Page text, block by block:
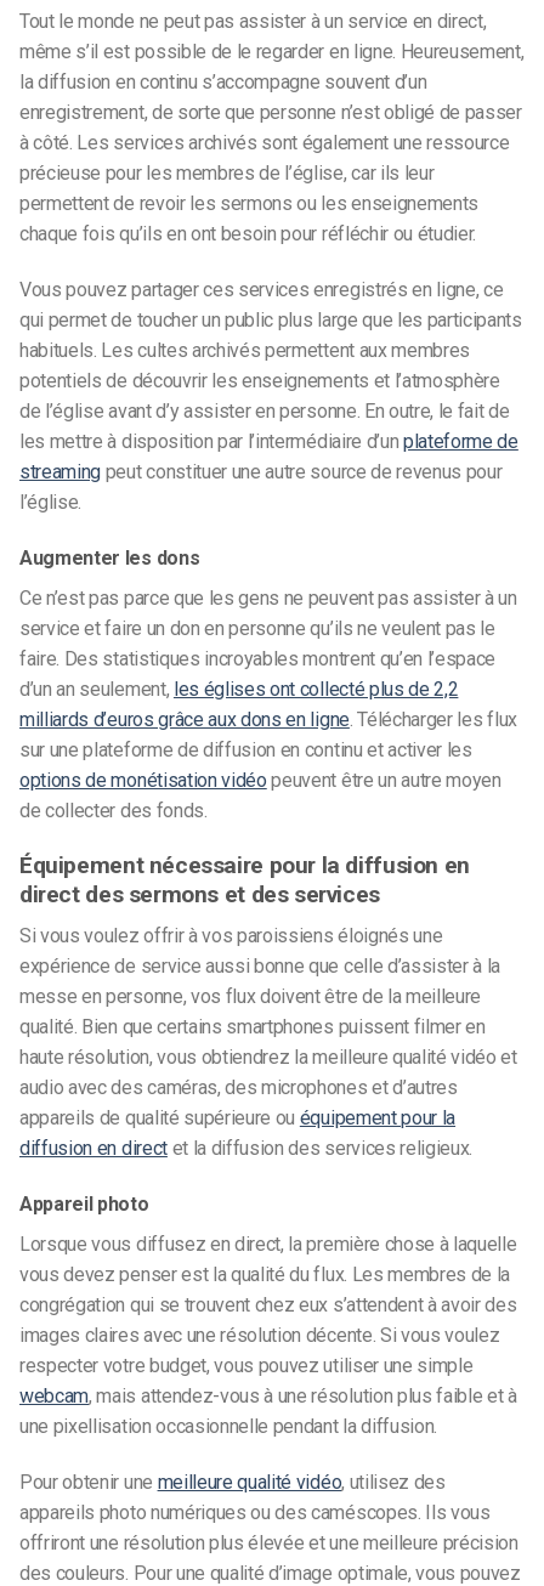
Tout le monde ne peut pas assister à un service en direct,
même s’il est possible de le regarder en ligne. Heureusement,
la diffusion en continu s’accompagne souvent d’un
enregistrement, de sorte que personne n’est obligé de passer
à côté. Les services archivés sont également une ressource
précieuse pour les membres de l’église, car ils leur
permettent de revoir les sermons ou les enseignements
chaque fois qu’ils en ont besoin pour réfléchir ou étudier.
Vous pouvez partager ces services enregistrés en ligne, ce
qui permet de toucher un public plus large que les participants
habituels. Les cultes archivés permettent aux membres
potentiels de découvrir les enseignements et l’atmosphère
de l’église avant d’y assister en personne. En outre, le fait de
les mettre à disposition par l’intermédiaire d’un plateforme de
streaming peut constituer une autre source de revenus pour
l’église.
Augmenter les dons
Ce n’est pas parce que les gens ne peuvent pas assister à un
service et faire un don en personne qu’ils ne veulent pas le
faire. Des statistiques incroyables montrent qu’en l’espace
d’un an seulement, les églises ont collecté plus de 2,2
milliards d’euros grâce aux dons en ligne. Télécharger les flux
sur une plateforme de diffusion en continu et activer les
options de monétisation vidéo peuvent être un autre moyen
de collecter des fonds.
Équipement nécessaire pour la diffusion en
direct des sermons et des services
Si vous voulez offrir à vos paroissiens éloignés une
expérience de service aussi bonne que celle d’assister à la
messe en personne, vos flux doivent être de la meilleure
qualité. Bien que certains smartphones puissent filmer en
haute résolution, vous obtiendrez la meilleure qualité vidéo et
audio avec des caméras, des microphones et d’autres
appareils de qualité supérieure ou équipement pour la
diffusion en directet la diffusion des services religieux.
Appareil photo
Lorsque vous diffusez en direct, la première chose à laquelle
vous devez penser est la qualité du flux. Les membres de la
congrégation qui se trouvent chez eux s’attendent à avoir des
images claires avec une résolution décente. Si vous voulez
respecter votre budget, vous pouvez utiliser une simple
webcam, mais attendez-vous à une résolution plus faible et à
une pixellisation occasionnelle pendant la diffusion.
Pour obtenir une meilleure qualité vidéo, utilisez des
appareils photo numériques ou des caméscopes. Ils vous
offriront une résolution plus élevée et une meilleure précision
des couleurs. Pour une qualité d’image optimale, vous pouvez